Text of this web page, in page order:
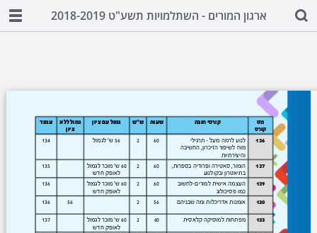
ארגון המורים - השתלמויות תשע"ט 2018-2019